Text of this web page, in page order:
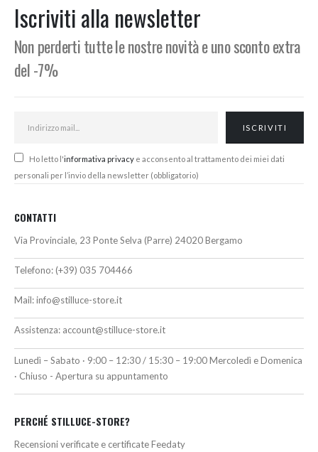
Iscriviti alla newsletter
Non perderti tutte le nostre novità e uno sconto extra
del -7%
Ho letto l'informativa privacy e acconsento al trattamento dei miei dati
personali per l’invio della newsletter (obbligatorio)
CONTATTI
Via Provinciale, 23 Ponte Selva (Parre) 24020 Bergamo
Telefono: (+39) 035 704466
Mail:info@stilluce-store.it
Assistenza: account@stilluce-store.it
Lunedì – Sabato · 9:00 – 12:30 / 15:30 – 19:00 Mercoledì e Domenica
· Chiuso - Apertura su appuntamento
PERCHÉ STILLUCE-STORE?
Recensioni verificate e certificate Feedaty